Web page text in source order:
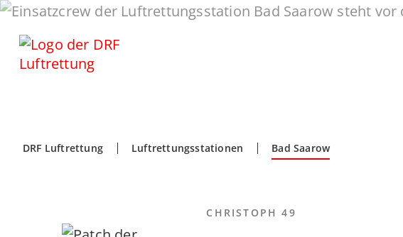
DRF Luftrettung Luftrettungsstationen Bad Saarow
CHRISTOPH 49